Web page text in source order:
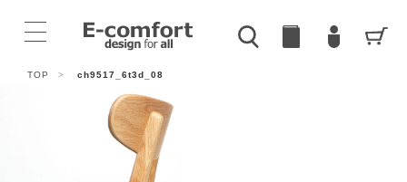
TOP > ch9517_6t3d_08